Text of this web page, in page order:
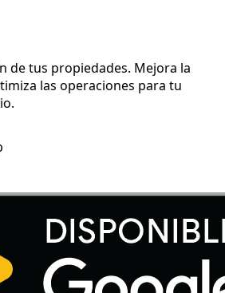
de tus propiedades. Mejora la
las operaciones para tu